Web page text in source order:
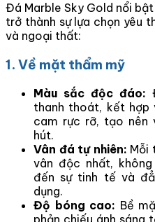
Đá Marble Sky Gold nổi
trở thành sự lựa chọn yêu
và ngoại thất:
1. Về mặt thẩm mỹ
Màu sắc độc đáo:
thanh thoát, kết hợp
cam rực rỡ, tạo nên
hút.
Vân đá tự nhiên: Mỗi
vân độc nhất,
đến sự tinh tế và
dụng.
Độ bóng cao: Bề
phản chiếu ánh sáng